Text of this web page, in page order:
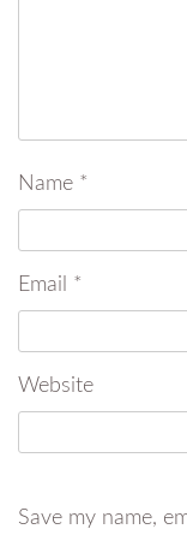
Name *
Email *
Website
Save my name,